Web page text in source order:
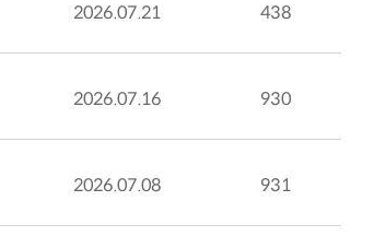
2026.07.21 438
2026.07.16 930
2026.07.08 931